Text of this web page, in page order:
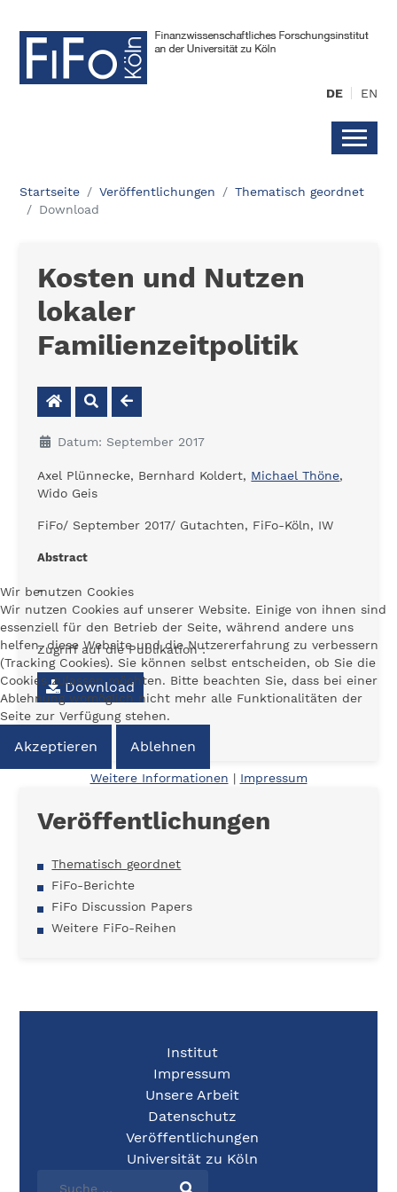
DE EN
Startseite Veröffentlichungen
Thematisch geordnet
Download
Kosten und Nutzen
lokaler
Familienzeitpolitik
Datum: September 2017
Axel Plünnecke, Bernhard Koldert, Michael Thöne,
Wido Geis
FiFo/ September 2017/ Gutachten, FiFo-Köln, IW
Abstract
-
Zugriff auf die Publikation :
Download
Veröffentlichungen
Thematisch geordnet
FiFo-Berichte
FiFo Discussion Papers
Weitere FiFo-Reihen
Institut
Impressum
Unsere Arbeit
Datenschutz
Veröffentlichungen
Universität zu Köln
Wir benutzen Cookies
Wir nutzen Cookies auf unserer Website. Einige von ihnen sind
essenziell für den Betrieb der Seite, während andere uns
helfen, diese Website und die Nutzererfahrung zu verbessern
(Tracking Cookies). Sie können selbst entscheiden, ob Sie die
Cookies zulassen möchten. Bitte beachten Sie, dass bei einer
Ablehnung womöglich nicht mehr alle Funktionalitäten der
Seite zur Verfügung stehen.
Akzeptieren Ablehnen
Weitere Informationen | Impressum